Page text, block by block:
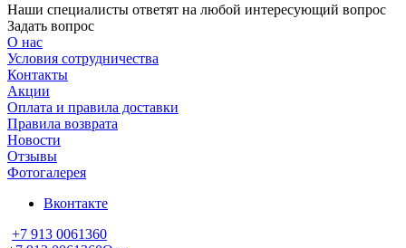
Наши специалисты ответят на любой интересующий вопрос
Задать вопрос
О нас
Условия сотрудничества
Контакты
Акции
Оплата и правила доставки
Правила возврата
Новости
Отзывы
Фотогалерея
Вконтакте
+7 913 0061360